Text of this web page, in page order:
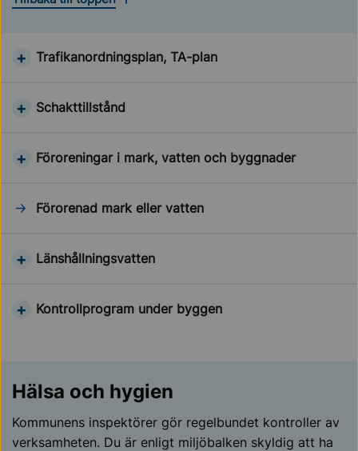
Trafikanordningsplan, TA-plan
Schakttillstånd
Föroreningar i mark, vatten och byggnader
Förorenad mark eller vatten
Länshållningsvatten
Kontrollprogram under byggen
Hälsa och hygien
Kommunens inspektörer gör regelbundet kontroller av
verksamheten. Du är enligt miljöbalken skyldig att ha